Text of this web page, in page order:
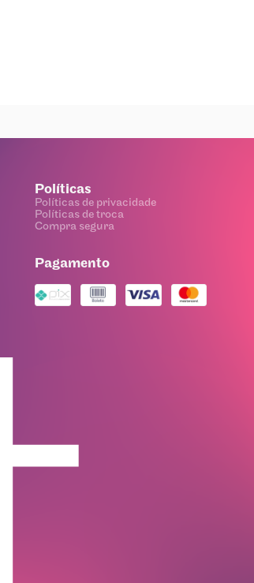
Políticas
Políticas de privacidade
Políticas de troca
Compra segura
Pagamento